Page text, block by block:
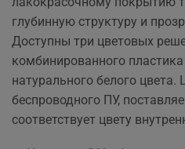
глубинную структуру и
Доступны три цветовых
комбинированного
натурального белого цвета.
беспроводного ПУ,
соответствует цвету